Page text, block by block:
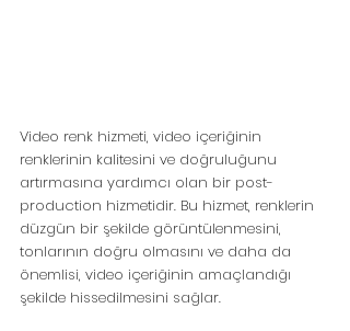
Video renk hizmeti, video içeriğinin
renklerinin kalitesini ve doğruluğunu
artırmasına yardımcı olan bir post-
production hizmetidir. Bu hizmet, renklerin
düzgün bir şekilde görüntülenmesini,
tonlarının doğru olmasını ve daha da
önemlisi, video içeriğinin amaçlandığı
şekilde hissedilmesini sağlar.